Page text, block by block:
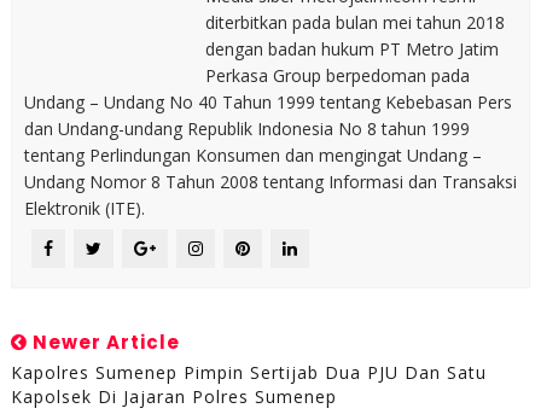
diterbitkan pada bulan mei tahun 2018
dengan badan hukum PT Metro Jatim
Perkasa Group berpedoman pada
Undang – Undang No 40 Tahun 1999 tentang Kebebasan Pers
dan Undang-undang Republik Indonesia No 8 tahun 1999
tentang Perlindungan Konsumen dan mengingat Undang –
Undang Nomor 8 Tahun 2008 tentang Informasi dan Transaksi
Elektronik (ITE).
Newer Article
Kapolres Sumenep Pimpin Sertijab Dua PJU Dan Satu
Kapolsek Di Jajaran Polres Sumenep